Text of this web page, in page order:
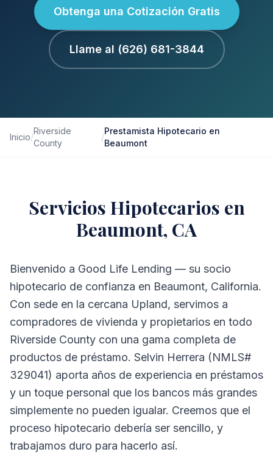
Obtenga una Cotización Gratis
Llame al (626) 681-3844
Inicio/
Riverside
County
/
Prestamista Hipotecario en
Beaumont
Servicios Hipotecarios en
Beaumont, CA
Bienvenido a Good Life Lending — su socio
hipotecario de confianza en Beaumont, California.
Con sede en la cercana Upland, servimos a
compradores de vivienda y propietarios en todo
Riverside County con una gama completa de
productos de préstamo. Selvin Herrera (NMLS#
329041) aporta años de experiencia en préstamos
y un toque personal que los bancos más grandes
simplemente no pueden igualar. Creemos que el
proceso hipotecario debería ser sencillo, y
trabajamos duro para hacerlo así.